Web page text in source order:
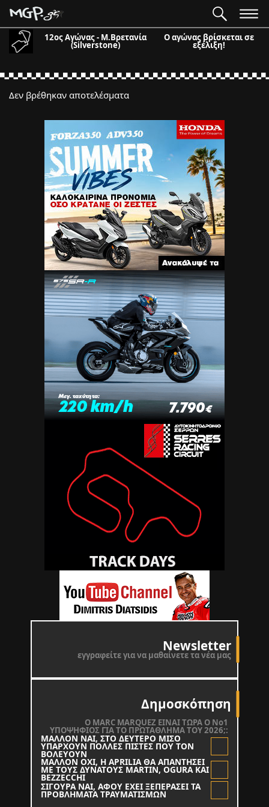
12ος Αγώνας - Μ.Βρετανία
(Silverstone)
Ο αγώνας βρίσκεται σε
εξέλιξη!
Newsletter
εγγραφείτε για να μαθαίνετε τα νέα μας
Δημοσκόπηση
O MARC MARQUEZ ΕΙΝΑΙ ΤΩΡΑ Ο Νο1
ΥΠΟΨΗΦΙΟΣ ΓΙΑ ΤΟ ΠΡΩΤΑΘΛΗΜΑ ΤΟΥ 2026;:
ΜΑΛΛΟΝ ΝΑΙ, ΣΤΟ ΔΕΥΤΕΡΟ ΜΙΣΟ
ΥΠΑΡΧΟΥΝ ΠΟΛΛΕΣ ΠΙΣΤΕΣ ΠΟΥ ΤΟΝ
ΒΟΛΕΥΟΥΝ
ΜΑΛΛΟΝ ΟΧΙ, Η APRILIA ΘΑ ΑΠΑΝΤΗΣΕΙ
ΜΕ ΤΟΥΣ ΔΥΝΑΤΟΥΣ MARTIN, OGURA KAI
BEZZECCHI
ΣΙΓΟΥΡΑ ΝΑΙ, ΑΦΟΥ ΕΧΕΙ ΞΕΠΕΡΑΣΕΙ ΤΑ
ΠΡΟΒΛΗΜΑΤΑ ΤΡΑΥΜΑΤΙΣΜΩΝ
Δεν βρέθηκαν αποτελέσματα